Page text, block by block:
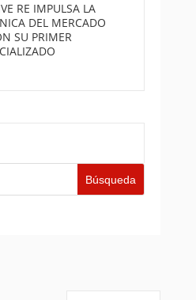
RE IMPULSA LA
DEL MERCADO
SU PRIMER